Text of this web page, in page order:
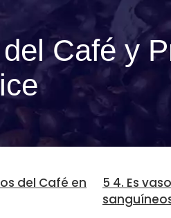
Café y
del Café en
5 4. Es